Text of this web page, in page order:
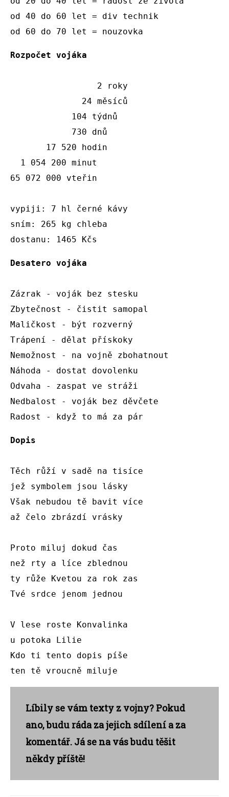
od 40 do 60 let = div technik
od 60 do 70 let = nouzovka
Rozpočet vojáka
2 roky
24 měsíců
104 týdnů
730 dnů
17 520 hodin
1 054 200 minut
65 072 000 vteřin
vypiji: 7 hl černé kávy
sním: 265 kg chleba
dostanu: 1465 Kčs
Desatero vojáka
Zázrak - voják bez stesku
Zbytečnost - čistit samopal
Maličkost - být rozverný
Trápení - dělat přískoky
Nemožnost - na vojně zbohatnout
Náhoda - dostat dovolenku
Odvaha - zaspat ve stráži
Nedbalost - voják bez děvčete
Radost - když to má za pár
Dopis
Těch růží v sadě na tisíce
jež symbolem jsou lásky
Však nebudou tě bavit více
až čelo zbrázdí vrásky
Proto miluj dokud čas
než rty a líce zblednou
ty růže Kvetou za rok zas
Tvé srdce jenom jednou
V lese roste Konvalinka
u potoka Lilie
Kdo ti tento dopis píše
ten tě vroucně miluje
Líbily se vám texty z vojny? Pokud
ano, budu ráda za jejich sdílení a za
komentář. Já se na vás budu těšit
někdy příště!